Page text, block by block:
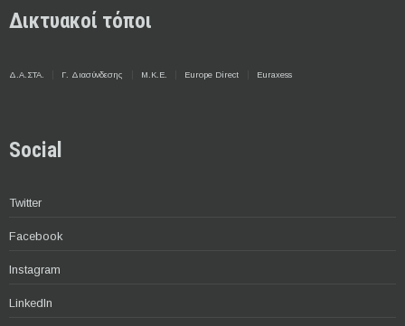
Δικτυακοί τόποι
Δ.Α.ΣΤΑ. Γ. Διασύνδεσης Μ.Κ.Ε. Europe Direct Euraxess
Social
Twitter
Facebook
Instagram
LinkedIn